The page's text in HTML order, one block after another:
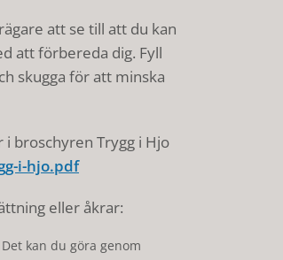
att se till att du kan
att förbereda dig. Fyll
skugga för att minska
i broschyren Trygg i Hjo
i-hjo.pdf
eller åkrar:
kan du göra genom